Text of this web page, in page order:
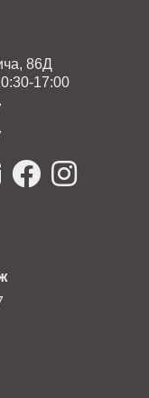
86Д
17:00